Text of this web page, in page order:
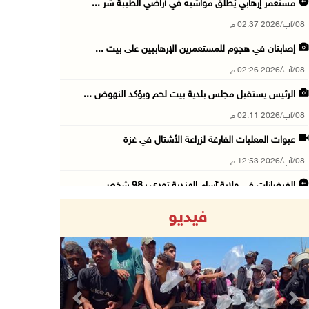
مستعمر إرهابي يُطلق مواشيه في أراضي الطيبة شر ...
08/آب/2026 02:37 م
إصابتان في هجوم للمستعمرين الإرهابيين على بيت ...
08/آب/2026 02:26 م
الرئيس يستقبل مجلس بلدية بيت لحم ويؤكد النهوض ...
08/آب/2026 02:11 م
عبوات المعلبات الفارغة لزراعة الأشتال في غزة
08/آب/2026 12:53 م
الفيضانات في ولاية آسام الهندية تودي بـ98 شخص ...
08/آب/2026 12:39 م
سلطة المياه تطلق مشروعا وطنيا يقود التحول نحو ...
08/آب/2026 12:30 م
فيديو
Previous Next